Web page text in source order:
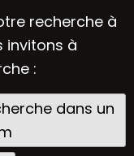
recherche à
invitons à
:
dans un